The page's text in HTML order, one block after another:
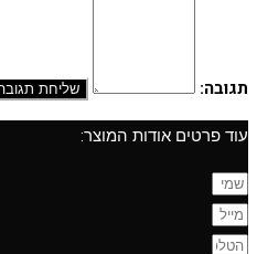
תגובה:
עוד פרטים אודות המוצר: